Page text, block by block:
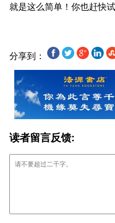
分享到：
读者留言反馈: